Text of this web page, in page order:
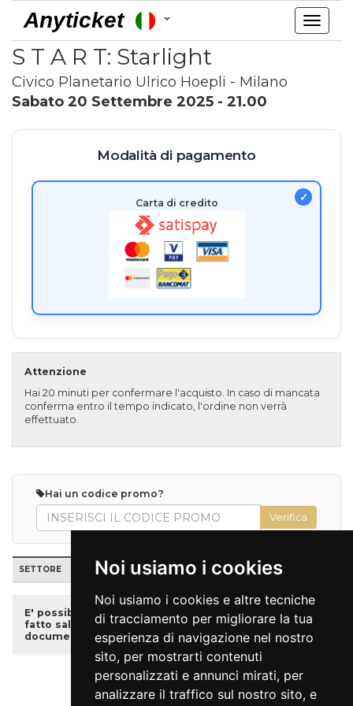
Noi usiamo i cookies
Noi usiamo i cookies e altre tecniche
di tracciamento per migliorare la tua
esperienza di navigazione nel nostro
sito, per mostrarti contenuti
personalizzati e annunci mirati, per
analizzare il traffico sul nostro sito, e
Anyticket
S T A R T: Starlight
Civico Planetario Ulrico Hoepli - Milano
Sabato 20 Settembre 2025 - 21.00
Modalità di pagamento
Carta di credito
Attenzione
Hai 20 minuti per confermare l'acquisto. In caso di mancata
conferma entro il tempo indicato, l'ordine non verrà
effettuato.
Hai un codice promo?
SETTORE POSTI TARIFFA PREZZO QUANTITÀ
E' possibile acquistare i biglietti ridotti, se disponibili,
fatto salvo che sarà necessario presentare un
documento attestante l’età anagrafica.
Indietro Vai al carrello